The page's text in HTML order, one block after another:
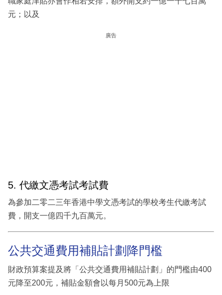
元；以及
廣告
5. 代繳文憑考試考試費
為參加二零二三年香港中學文憑考試的學校考生代繳考試
費，開支一億四千九百萬元。
公共交通費用補貼計劃降門檻
財政預算案提及將「公共交通費用補貼計劃」的門檻由400
元降至200元，補貼金額會以每月500元為上限